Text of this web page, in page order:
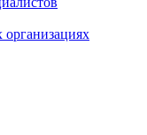
организациях